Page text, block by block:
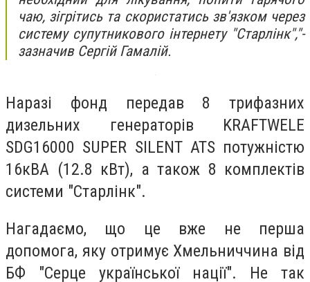
чаю, зігрітись та скористатись зв'язком через
систему супутникового інтернету "Старлінк","-
зазначив Сергій Гамалій.
Наразі фонд передав 8 трифазних
дизельних генераторів KRAFTWELE
SDG16000 SUPER SILENT ATS потужністю
16кВA (12.8 кВт), а також 8 комплектів
системи "Старлінк".
Нагадаємо, що це вже не перша
допомога, яку отримує Хмельниччина від
БФ "Серце української нації". Не так